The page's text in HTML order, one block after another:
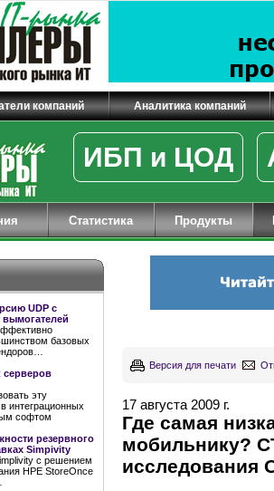
компаний Аналитика компаний
ИБП и ЦОД
Статистика Продукты
UDP с
вымогателей
базовых
серверов
эту
интеграционных
софтом
резервного
Simpivity
с решением
HPE StoreOnce
Версия для печати
17 августа 2009 г.
Где самая
мобильнику?
исследования